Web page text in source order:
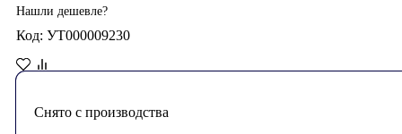
Нашли дешевле?
Код: УТ000009230
Снято с производства